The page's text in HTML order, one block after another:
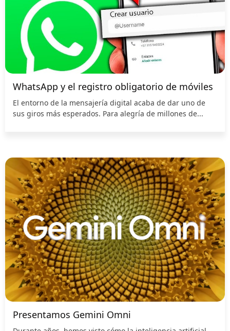
WhatsApp y el registro obligatorio de móviles
El entorno de la mensajería digital acaba de dar uno de
sus giros más esperados. Para alegría de millones de...
Presentamos Gemini Omni